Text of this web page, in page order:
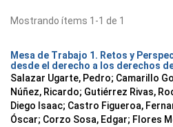
Mostrando ítems 1-1 de 1
Mesa de Trabajo 1. Retos y
desde el derecho a los derechos
Salazar Ugarte, Pedro; Camarillo
Núñez, Ricardo; Gutiérrez Rivas,
Diego Isaac; Castro Figueroa,
Óscar; Corzo Sosa, Edgar; Flores